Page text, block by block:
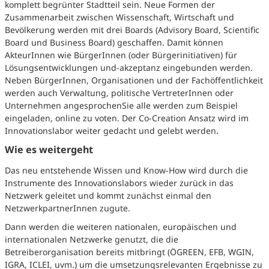
komplett begrünter Stadtteil sein. Neue Formen der
Zusammenarbeit zwischen Wissenschaft, Wirtschaft und
Bevölkerung werden mit drei Boards (Advisory Board, Scientific
Board und Business Board) geschaffen. Damit können
AkteurInnen wie BürgerInnen (oder Bürgerinitiativen) für
Lösungsentwicklungen und-akzeptanz eingebunden werden.
Neben BürgerInnen, Organisationen und der Fachöffentlichkeit
werden auch Verwaltung, politische VertreterInnen oder
Unternehmen angesprochenSie alle werden zum Beispiel
eingeladen, online zu voten. Der Co-Creation Ansatz wird im
Innovationslabor weiter gedacht und gelebt werden.
Wie es weitergeht
Das neu entstehende Wissen und Know-How wird durch die
Instrumente des Innovationslabors wieder zurück in das
Netzwerk geleitet und kommt zunächst einmal den
NetzwerkpartnerInnen zugute.
Dann werden die weiteren nationalen, europäischen und
internationalen Netzwerke genutzt, die die
Betreiberorganisation bereits mitbringt (ÖGREEN, EFB, WGIN,
IGRA, ICLEI, uvm.) um die umsetzungsrelevanten Ergebnisse zu